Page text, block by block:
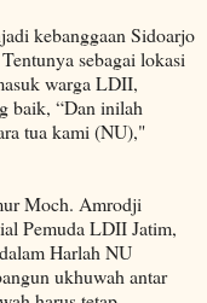
kebanggaan Sidoarjo
sebagai lokasi
warga LDII,
baik, “Dan inilah
tua kami (NU),"
Moch. Amrodji
Pemuda LDII Jatim,
Harlah NU
ukhuwah antar